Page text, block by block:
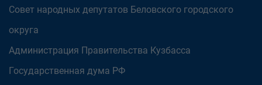
Совет народных депутатов Беловского городского
округа
Администрация Правительства Кузбасса
Государственная дума РФ